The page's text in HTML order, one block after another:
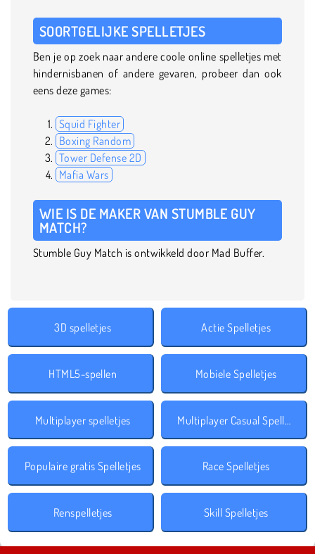
SOORTGELIJKE SPELLETJES
Ben je op zoek naar andere coole online spelletjes met
hindernisbanen of andere gevaren, probeer dan ook
eens deze games:
Squid Fighter
Boxing Random
Tower Defense 2D
Mafia Wars
WIE IS DE MAKER VAN STUMBLE GUY
MATCH?
Stumble Guy Match is ontwikkeld door Mad Buffer.
3D spelletjes Actie Spelletjes
HTML5-spellen Mobiele Spelletjes
Multiplayer spelletjes Multiplayer Casual Spelletjes
Populaire gratis Spelletjes Race Spelletjes
Renspelletjes Skill Spelletjes